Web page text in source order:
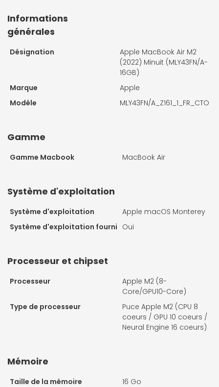
Informations
générales
Désignation
Apple MacBook Air M2
(2022) Minuit (MLY43FN/A-
16GB)
Marque
Apple
Modèle
MLY43FN/A_Z161_1_FR_CTO
Gamme
Gamme Macbook MacBook Air
Système d'exploitation
Système d'exploitation
Apple macOS Monterey
Système d'exploitation fourni Oui
Processeur et chipset
Processeur
Apple M2 (8-
Core/GPU10-Core)
Type de processeur
Puce Apple M2 (CPU 8
coeurs / GPU 10 coeurs /
Neural Engine 16 coeurs)
Mémoire
Taille de la mémoire 16 Go